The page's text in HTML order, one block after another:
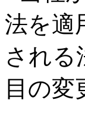
法を適
される
目の変